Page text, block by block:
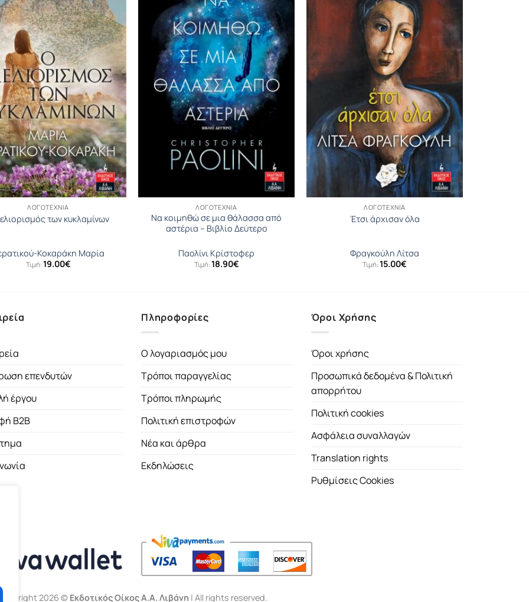
ΛΟΓΟΤΕΧΝΊΑ
των κυκλαμίνων
Κοκαράκη Μαρία
Τιμή:19.00€
ΛΟΓΟΤΕΧΝΊΑ
Να κοιμηθώ σε μια θάλασσα από
αστέρια – Βιβλίο Δεύτερο
Παολίνι Κρίστοφερ
Τιμή:18.90€
ΛΟΓΟΤΕΧΝΊΑ
Έτσι άρχισαν όλα
Φραγκούλη Λίτσα
Τιμή:15.00€
επενδυτών
έργου
B2B
Πληροφορίες
Ο λογαριασμός μου
Τρόποι παραγγελίας
Τρόποι πληρωμής
Πολιτική επιστροφών
Νέα και άρθρα
Εκδηλώσεις
Όροι Χρήσης
Όροι χρήσης
Προσωπικά δεδομένα & Πολιτική
απορρήτου
Πολιτική cookies
Ασφάλεια συναλλαγών
Translation rights
Ρυθμίσεις Cookies
Copyright 2026 © Εκδοτικός Οίκος Α.Α. Λιβάνη | All rights reserved.